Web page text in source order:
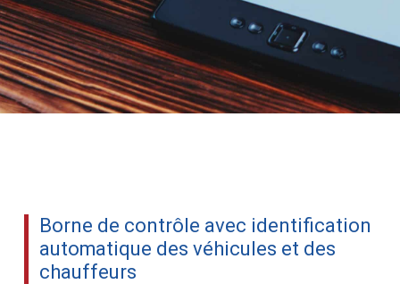
Borne de contrôle avec identification
automatique des véhicules et des
chauffeurs